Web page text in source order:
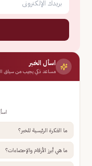
اسأل الخبر
مساعد ذكي يجيب من سياق
ما الفكرة الرئيسية للخبر؟
ما هي أبرز الأرقام والإحصاءات؟